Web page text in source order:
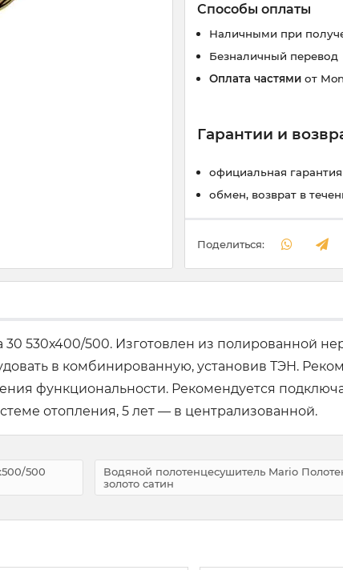
Способы оплаты
Наличными при
Безналичный перевод
Оплата частями от
Гарантии и
официальная
обмен, возврат в
Поделиться:
530х400/500. Изготовлен из полированной
в комбинированную, установив ТЭН.
функциональности. Рекомендуется
отопления, 5 лет — в централизованной.
500
Водяной полотенцесушитель Mario
золото сатин